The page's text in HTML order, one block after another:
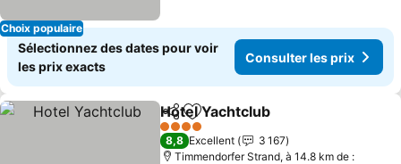
Choix populaire
Sélectionnez des dates pour voir
les prix exacts
Consulter les prix
PartagerAjouter à mes favoris
Hotel Yachtclub
4 Étoiles
8,8 Excellent
3 167
Timmendorfer Strand, à 14.8 km de :